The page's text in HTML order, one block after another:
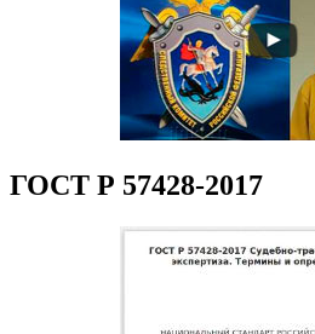
ГОСТ Р 57428-2017